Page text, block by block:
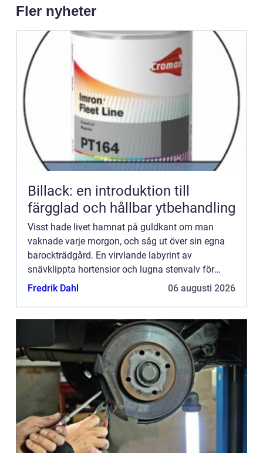
Fler nyheter
Billack: en introduktion till
färgglad och hållbar ytbehandling
Visst hade livet hamnat på guldkant om man
vaknade varje morgon, och såg ut över sin egna
barockträdgård. En virvlande labyrint av
snävklippta hortensior och lugna stenvalv för
filosofiska stunder och eftertanke....
Fredrik Dahl 06 augusti 2026